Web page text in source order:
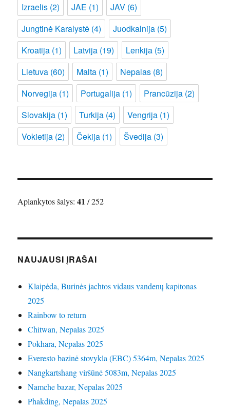
Izraelis (2) JAE (1) JAV (6)
Jungtinė Karalystė (4) Juodkalnija (5)
Kroatija (1) Latvija (19) Lenkija (5)
Lietuva (60) Malta (1) Nepalas (8)
Norvegija (1) Portugalija (1) Prancūzija (2)
Slovakija (1) Turkija (4) Vengrija (1)
Vokietija (2) Čekija (1) Švedija (3)
Aplankytos šalys:41 / 252
NAUJAUSI ĮRAŠAI
Klaipėda, Burinės jachtos vidaus vandenų kapitonas
2025
Rainbow to return
Chitwan, Nepalas 2025
Pokhara, Nepalas 2025
Everesto bazinė stovykla (EBC) 5364m, Nepalas 2025
Nangkartshang viršūnė 5083m, Nepalas 2025
Namche bazar, Nepalas 2025
Phakding, Nepalas 2025